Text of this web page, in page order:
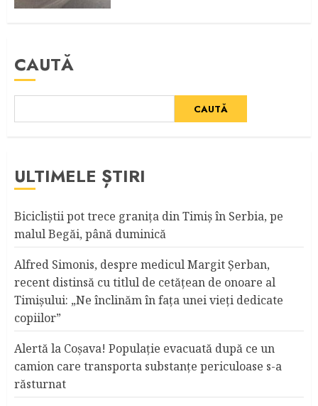
CAUTĂ
CAUTĂ
ULTIMELE ȘTIRI
Bicicliştii pot trece graniţa din Timiş în Serbia, pe
malul Begăi, până duminică
Alfred Simonis, despre medicul Margit Şerban,
recent distinsă cu titlul de cetățean de onoare al
Timişului: „Ne înclinăm în fața unei vieți dedicate
copiilor”
Alertă la Coşava! Populaţie evacuată după ce un
camion care transporta substanţe periculoase s-a
răsturnat